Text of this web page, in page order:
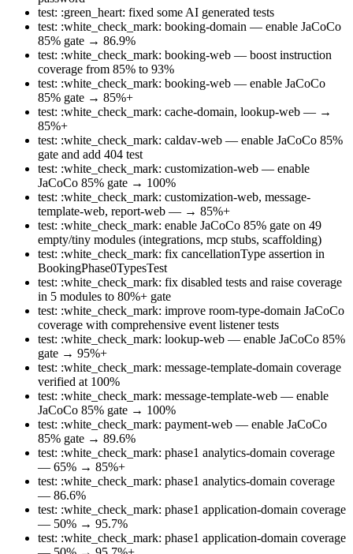
test: :green_heart: fixed some AI generated tests
test: :white_check_mark: booking-domain — enable JaCoCo
85% gate → 86.9%
test: :white_check_mark: booking-web — boost instruction
coverage from 85% to 93%
test: :white_check_mark: booking-web — enable JaCoCo
85% gate → 85%+
test: :white_check_mark: cache-domain, lookup-web — →
85%+
test: :white_check_mark: caldav-web — enable JaCoCo 85%
gate and add 404 test
test: :white_check_mark: customization-web — enable
JaCoCo 85% gate → 100%
test: :white_check_mark: customization-web, message-
template-web, report-web — → 85%+
test: :white_check_mark: enable JaCoCo 85% gate on 49
empty/tiny modules (integrations, mcp stubs, scaffolding)
test: :white_check_mark: fix cancellationType assertion in
BookingPhase0TypesTest
test: :white_check_mark: fix disabled tests and raise coverage
in 5 modules to 80%+ gate
test: :white_check_mark: improve room-type-domain JaCoCo
coverage with comprehensive event listener tests
test: :white_check_mark: lookup-web — enable JaCoCo 85%
gate → 95%+
test: :white_check_mark: message-template-domain coverage
verified at 100%
test: :white_check_mark: message-template-web — enable
JaCoCo 85% gate → 100%
test: :white_check_mark: payment-web — enable JaCoCo
85% gate → 89.6%
test: :white_check_mark: phase1 analytics-domain coverage
— 65% → 85%+
test: :white_check_mark: phase1 analytics-domain coverage
— 86.6%
test: :white_check_mark: phase1 application-domain coverage
— 50% → 95.7%
test: :white_check_mark: phase1 application-domain coverage